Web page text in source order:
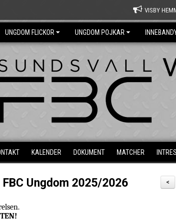
VISBY
UNGDOM FLICKOR UNGDOM POJKAR
KALENDER DOKUMENT MATCHER
<
Ungdom 2025/2026